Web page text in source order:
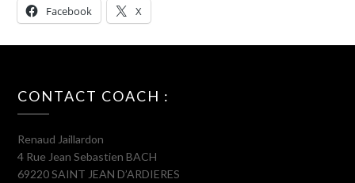
Facebook X
CONTACT COACH :
Renaud Jaillardon
4 Rue Jean Sebastien BACH
69220 SAINT JEAN D’ARDIERES